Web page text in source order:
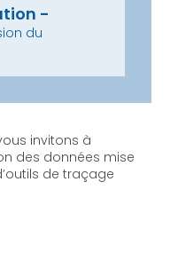
du
invitons à
des données mise
de traçage